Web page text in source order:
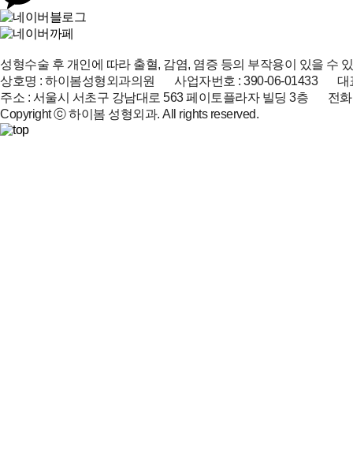
성형수술 후 개인에 따라 출혈, 감염, 염증 등의 부작용이 있을 수
상호명 : 하이봄성형외과의원 사업자번호 : 390-06-01433 대
주소 : 서울시 서초구 강남대로 563 페이토플라자 빌딩 3층 전
Copyright ⓒ 하이봄 성형외과. All rights reserved.